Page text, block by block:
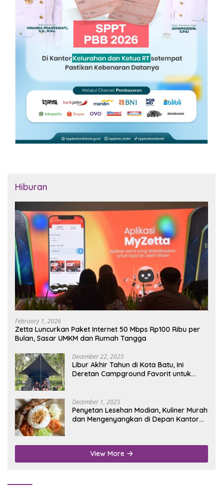
Hiburan
February 1, 2026
Zetta Luncurkan Paket Internet 50 Mbps Rp100 Ribu per
Bulan, Sasar UMKM dan Rumah Tangga
December 22, 2025
Libur Akhir Tahun di Kota Batu, Ini
Deretan Campground Favorit untuk
December 1, 2025
Penyetan Lesehan Modian, Kuliner Murah
dan Mengenyangkan di Depan Kantor
View More